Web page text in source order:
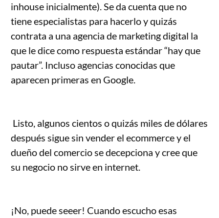
inhouse inicialmente). Se da cuenta que no
tiene especialistas para hacerlo y quizás
contrata a una agencia de marketing digital la
que le dice como respuesta estándar “hay que
pautar”. Incluso agencias conocidas que
aparecen primeras en Google.
Listo, algunos cientos o quizás miles de dólares
después sigue sin vender el ecommerce y el
dueño del comercio se decepciona y cree que
su negocio no sirve en internet.
¡No, puede seeer! Cuando escucho esas